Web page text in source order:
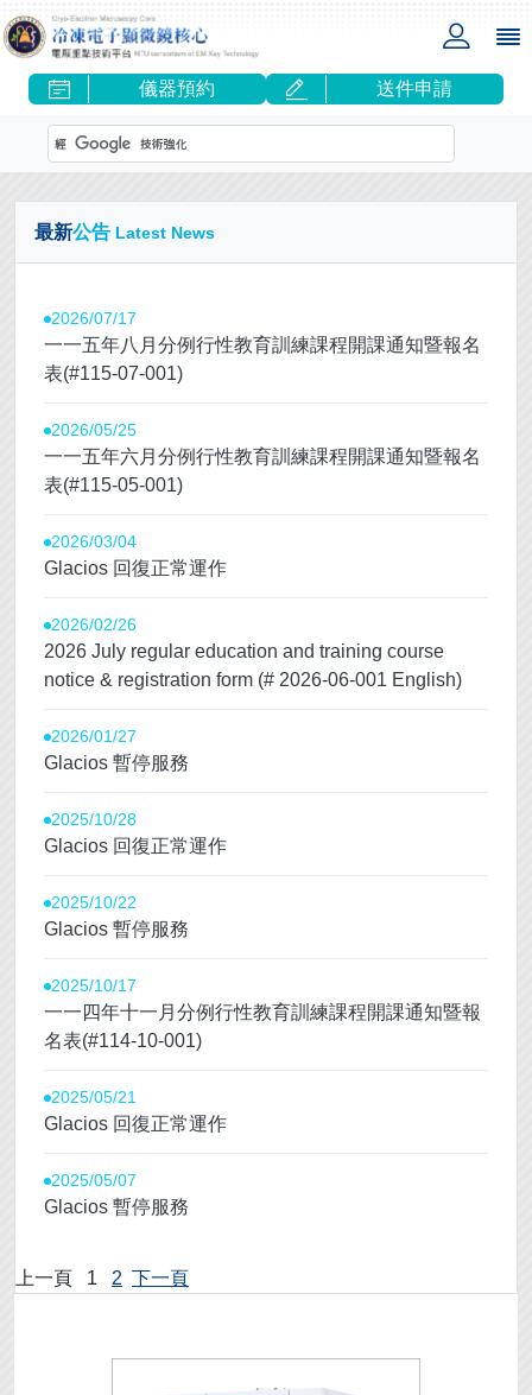
儀器預約 送件申請
最新公告 Latest News
2026/07/17
一一五年八月分例行性教育訓練課程開課通知暨報名
表(#115-07-001)
2026/05/25
一一五年六月分例行性教育訓練課程開課通知暨報名
表(#115-05-001)
2026/03/04
Glacios 回復正常運作
2026/02/26
2026 July regular education and training course
notice & registration form (# 2026-06-001 English)
2026/01/27
Glacios 暫停服務
2025/10/28
Glacios 回復正常運作
2025/10/22
Glacios 暫停服務
2025/10/17
一一四年十一月分例行性教育訓練課程開課通知暨報
名表(#114-10-001)
2025/05/21
Glacios 回復正常運作
2025/05/07
Glacios 暫停服務
上一頁 1 2 下一頁